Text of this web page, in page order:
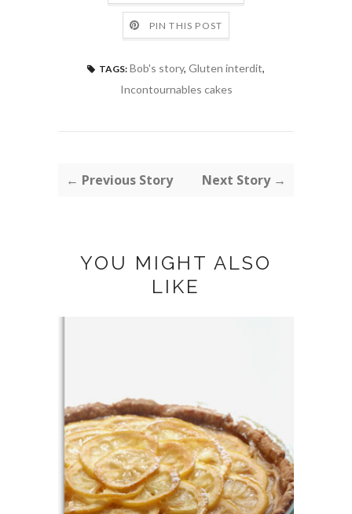
PIN THIS POST
TAGS: Bob's story, Gluten interdit,
Incontournables cakes
← Previous Story Next Story →
YOU MIGHT ALSO
LIKE